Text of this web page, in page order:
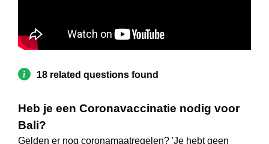
18 related questions found
Heb je een Coronavaccinatie nodig voor
Bali?
Gelden er nog coronamaatregelen? 'Je hebt geen